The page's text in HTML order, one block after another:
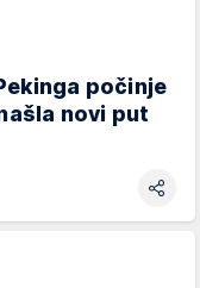
počinje
novi put